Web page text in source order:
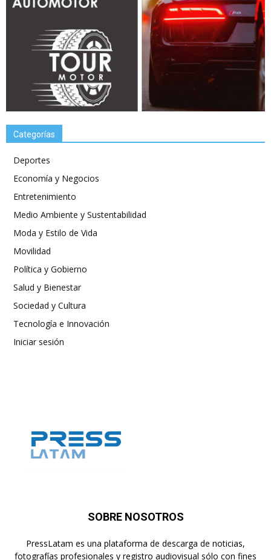
Categorías
Deportes
Economía y Negocios
Entretenimiento
Medio Ambiente y Sustentabilidad
Moda y Estilo de Vida
Movilidad
Política y Gobierno
Salud y Bienestar
Sociedad y Cultura
Tecnología e Innovación
Iniciar sesión
SOBRE NOSOTROS
PressLatam es una plataforma de descarga de noticias,
fotografías profesionales y registro audiovisual sólo con fines